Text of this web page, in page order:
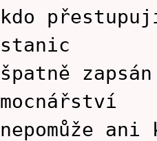
kdo
stanic
špatně
mocnářství
nepomůže